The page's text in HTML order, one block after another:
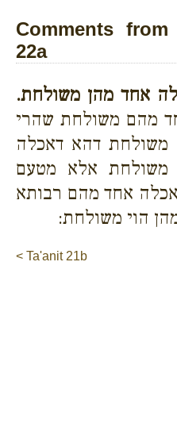
Comments
22a
אחד מהן משולחת.
מהם משולחת שהרי
משולחת דהא דאכלה
משולחת אלא מטעם
אחד מהם רבותא
הוי משולחת:
< Ta'anit 21b